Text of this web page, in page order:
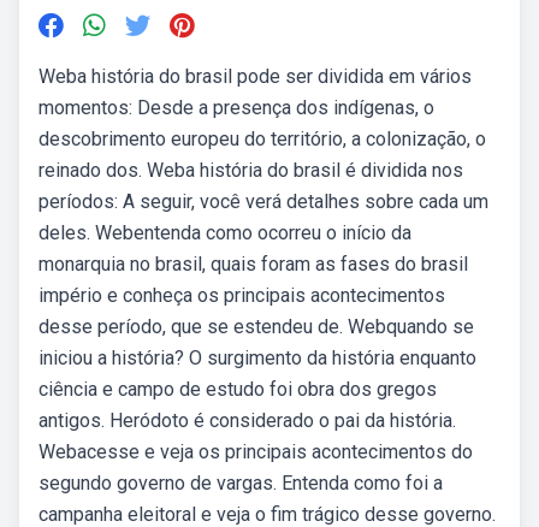
Weba história do brasil pode ser dividida em vários
momentos: Desde a presença dos indígenas, o
descobrimento europeu do território, a colonização, o
reinado dos. Weba história do brasil é dividida nos
períodos: A seguir, você verá detalhes sobre cada um
deles. Webentenda como ocorreu o início da
monarquia no brasil, quais foram as fases do brasil
império e conheça os principais acontecimentos
desse período, que se estendeu de. Webquando se
iniciou a história? O surgimento da história enquanto
ciência e campo de estudo foi obra dos gregos
antigos. Heródoto é considerado o pai da história.
Webacesse e veja os principais acontecimentos do
segundo governo de vargas. Entenda como foi a
campanha eleitoral e veja o fim trágico desse governo.